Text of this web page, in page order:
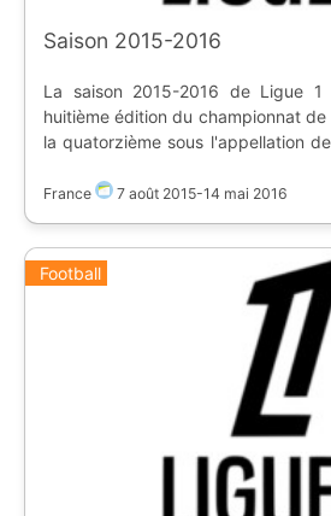
Saison 2015-2016
La saison 2015-2016 de Ligue
huitième édition du championnat
la quatorzième sous l'appellation
Classement final : * Vainqueur du championnat : **Paris
Troisième : AS Monaco FC Promos en début de saison : *
ES Troyes AC * GFC Ajaccio * SCO Angers Relégués en
France 7 août 2015-14 mai 2016
Football